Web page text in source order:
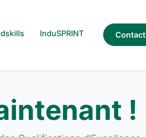
InduSPRINT Contact
!